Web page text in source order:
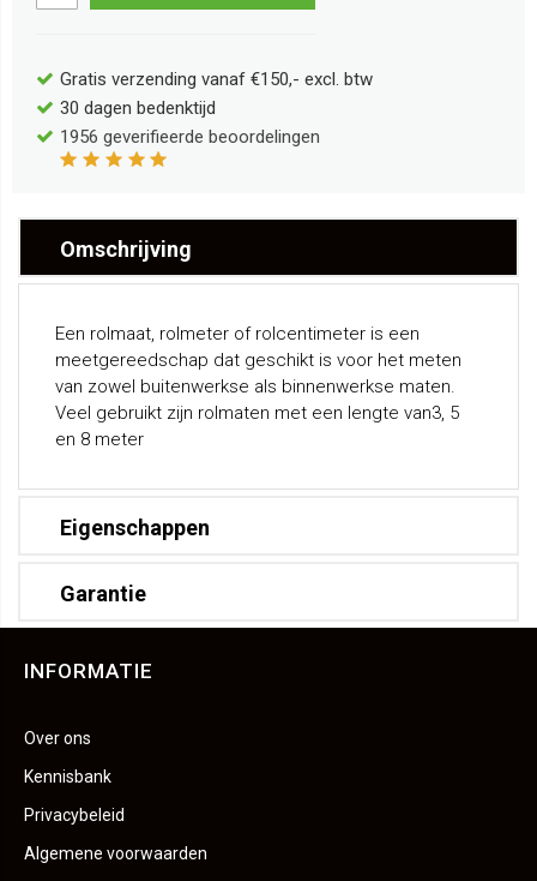
Gratis verzending vanaf €150,- excl. btw
30 dagen bedenktijd
1956 geverifieerde beoordelingen
Omschrijving
Een rolmaat, rolmeter of rolcentimeter is een
meetgereedschap dat geschikt is voor het meten
van zowel buitenwerkse als binnenwerkse maten.
Veel gebruikt zijn rolmaten met een lengte van3, 5
en 8 meter
Eigenschappen
Garantie
INFORMATIE
Over ons
Kennisbank
Privacybeleid
Algemene voorwaarden